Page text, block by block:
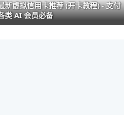
新虚拟信用卡推荐 (开卡教程) - 支付
类 AI 会员必备